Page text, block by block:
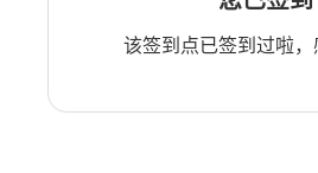
该签到点已签到过啦，